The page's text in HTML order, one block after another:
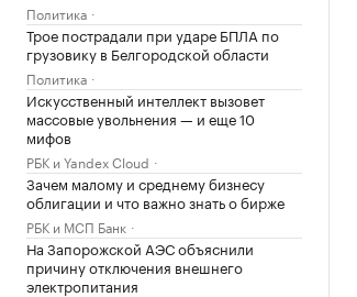
Политика
Трое пострадали при ударе БПЛА по
грузовику в Белгородской области
Политика
Искусственный интеллект вызовет
массовые увольнения — и еще 10
мифов
РБК и Yandex Cloud
Зачем малому и среднему бизнесу
облигации и что важно знать о бирже
РБК и МСП Банк
На Запорожской АЭС объяснили
причину отключения внешнего
электропитания